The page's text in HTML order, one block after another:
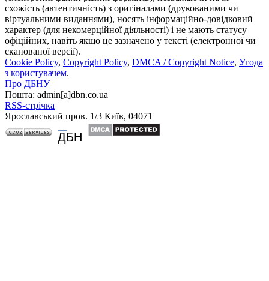
схожість (автентичність) з оригіналами (друкованими чи
віртуальними виданнями), носять інформаційно-довідковий
характер (для некомерційної діяльності) і не мають статусу
офіційних, навіть якщо це зазначено у тексті (електронної чи
сканованої версії).
Cookie Policy, Copyright Policy, DMCA / Copyright Notice, Угода
з користувачем.
Про ДБНУ
Пошта: admin[а]dbn.co.ua
RSS-стрічка
Ярославський пров. 1/3 Київ, 04071